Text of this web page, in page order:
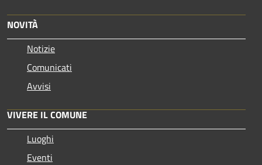
NOVITÀ
Notizie
Comunicati
Avvisi
VIVERE IL COMUNE
Luoghi
Eventi